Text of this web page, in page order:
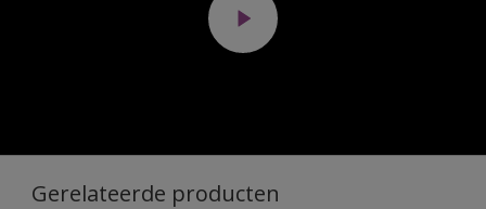
Gerelateerde producten